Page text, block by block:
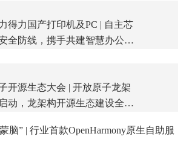
得力国产打印机及PC | 自主芯
全防线，携手共建智慧办公新
开源生态大会 | 开放原子龙架
动，龙架构开源生态建设全面
脑” | 行业首款OpenHarmony原生自助服